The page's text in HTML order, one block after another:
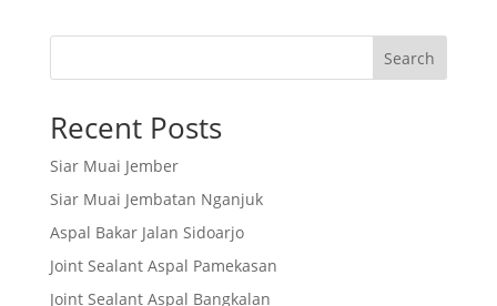
Search
Recent Posts
Siar Muai Jember
Siar Muai Jembatan Nganjuk
Aspal Bakar Jalan Sidoarjo
Joint Sealant Aspal Pamekasan
Joint Sealant Aspal Bangkalan